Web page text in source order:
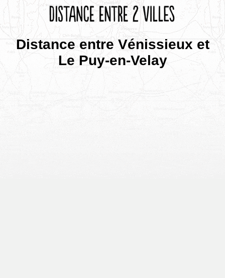
Distance entre Vénissieux et
Le Puy-en-Velay